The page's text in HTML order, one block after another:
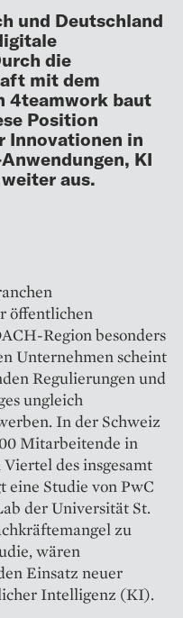
und Deutschland
die
mit dem
4teamwork baut
Position
Innovationen in
KI
aus.
öffentlichen
Region besonders
Unternehmen scheint
Regulierungen und
ungleich
In der Schweiz
Mitarbeitende in
des insgesamt
eine Studie von PwC
der Universität St.
zu
wären
Einsatz neuer
Intelligenz (KI).